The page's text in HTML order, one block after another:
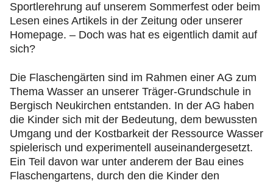
Sportlerehrung auf unserem Sommerfest oder beim
Lesen eines Artikels in der Zeitung oder unserer
Homepage. – Doch was hat es eigentlich damit auf
sich?
Die Flaschengärten sind im Rahmen einer AG zum
Thema Wasser an unserer Träger-Grundschule in
Bergisch Neukirchen entstanden. In der AG haben
die Kinder sich mit der Bedeutung, dem bewussten
Umgang und der Kostbarkeit der Ressource Wasser
spielerisch und experimentell auseinandergesetzt.
Ein Teil davon war unter anderem der Bau eines
Flaschengartens, durch den die Kinder den